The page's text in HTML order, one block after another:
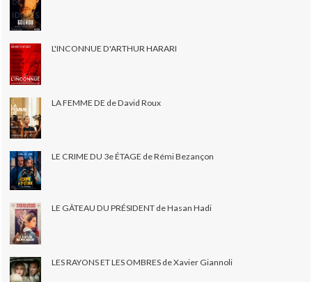
L'INCONNUE D'ARTHUR HARARI
LA FEMME DE de David Roux
LE CRIME DU 3e ÉTAGE de Rémi Bezançon
LE GÂTEAU DU PRÉSIDENT de Hasan Hadi
LES RAYONS ET LES OMBRES de Xavier Giannoli